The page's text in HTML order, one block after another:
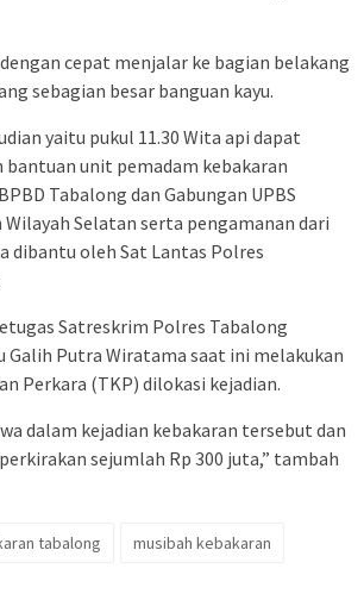
cepat menjalar ke bagian belakang
sebagian besar banguan kayu.
yaitu pukul 11.30 Wita api dapat
bantuan unit pemadam kebakaran
Tabalong dan Gabungan UPBS
Wilayah Selatan serta pengamanan dari
dibantu oleh Sat Lantas Polres
Satreskrim Polres Tabalong
Putra Wiratama saat ini melakukan
Perkara (TKP) dilokasi kejadian.
dalam kejadian kebakaran tersebut dan
sejumlah Rp 300 juta,” tambah
tabalong
musibah kebakaran